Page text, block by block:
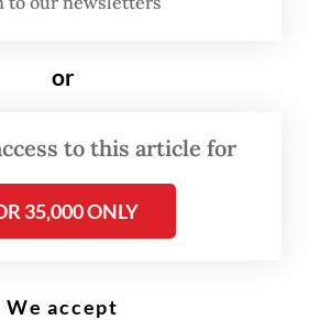
sejak 2017. Menurut
atas pusat perbelanjaan
or
to this article for
35,000 ONLY
We accept